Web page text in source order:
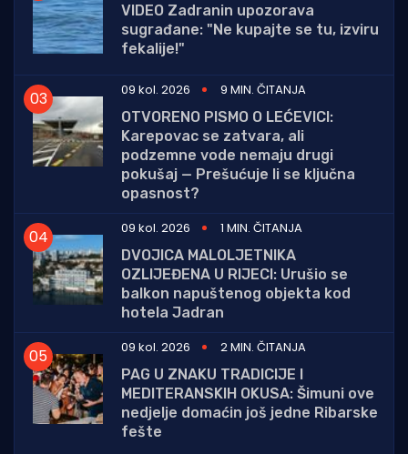
VIDEO Zadranin upozorava
sugrađane: "Ne kupajte se tu, izviru
fekalije!"
09 kol. 2026
9 MIN. ČITANJA
OTVORENO PISMO O LEĆEVICI:
Karepovac se zatvara, ali
podzemne vode nemaju drugi
pokušaj — Prešućuje li se ključna
opasnost?
09 kol. 2026
1 MIN. ČITANJA
DVOJICA MALOLJETNIKA
OZLIJEĐENA U RIJECI: Urušio se
balkon napuštenog objekta kod
hotela Jadran
09 kol. 2026
2 MIN. ČITANJA
PAG U ZNAKU TRADICIJE I
MEDITERANSKIH OKUSA: Šimuni ove
nedjelje domaćin još jedne Ribarske
fešte